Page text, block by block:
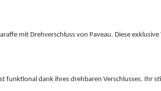
mit Drehverschluss von Paveau. Diese
dank ihres drehbaren Verschlusses. Ihr